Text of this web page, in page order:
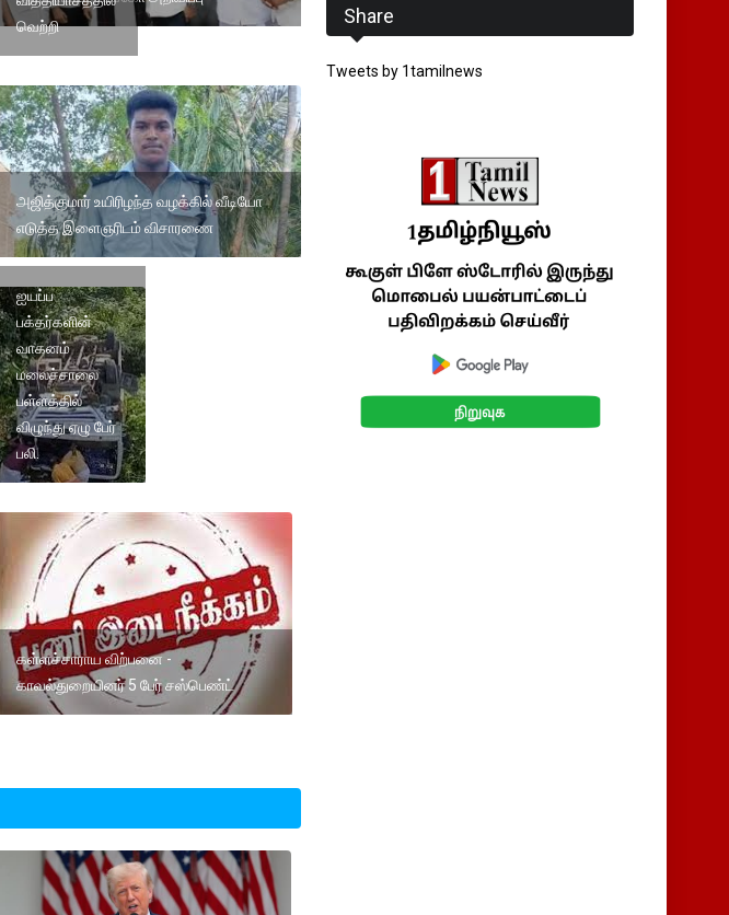
வெற்றி
அஜித்குமார் உயிரிழந்த வழக்கில் வீடியோ
எடுத்த இளைஞரிடம் விசாரணை
ஐயப்ப
பக்தர்களின்
வாகனம்
மலைச்சாலை
பள்ளத்தில்
விழுந்து ஏழு பேர்
பலி.
கள்ளச்சாராய விற்பனை -
காவல்துறையினர் 5 பேர் சஸ்பெண்ட்
Share
Tweets by 1tamilnews